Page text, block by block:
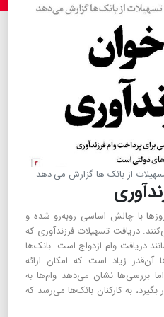
از بانک ها گزارش می دهد
با چالش اساسی روبه‌رو شده و
دریافت تسهیلات فرزندآوری که
دیده‌شده، همانند‌ دریافت وام ازدواج است. بانک‌ها
آن‌قدر زیاد است که امکان ارائه
بررسی‌‌ها نشان می‌دهد وام‌‌ها به
بگیرد، به کارکنان بانک‌ها می‌رسد که